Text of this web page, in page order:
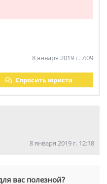
8 января 2019 г. 7:09
Спросить юриста
8 января 2019 г. 12:18
вас полезной?